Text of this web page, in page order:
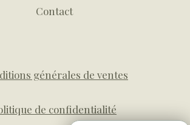
Contact
générales de ventes
de confidentialité